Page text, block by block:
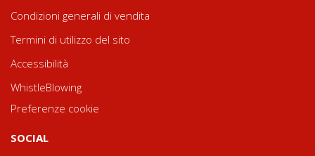
Condizioni generali di vendita
Termini di utilizzo del sito
Accessibilità
WhistleBlowing
Preferenze cookie
SOCIAL